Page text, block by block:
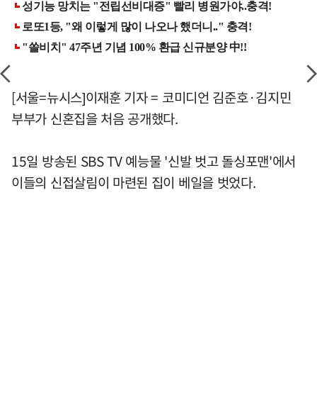
[서울=뉴시스]이재훈 기자 = 코미디언 김준호·김지민
부부가 신혼집을 처음 공개했다.
15일 방송된 SBS TV 예능물 '신발 벗고 돌싱포맨'에서
이들의 신접살림이 마련된 집이 베일을 벗었다.